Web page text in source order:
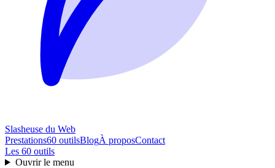
Slasheuse du Web
Prestations60 outilsBlogÀ proposContact
Les 60 outils
Ouvrir le menu